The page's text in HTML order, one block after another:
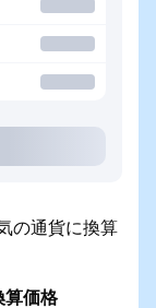
通貨に換算
算価格